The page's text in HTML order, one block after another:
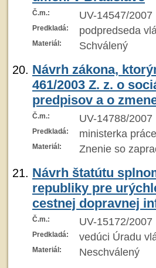
Č.m.: UV-14547/2007
Predkladá: podpredseda
Materiál: Schválený
Návrh zákona,
461/2003 Z. z. o
predpisov a o
Č.m.: UV-14788/2007
Predkladá: ministerka
Materiál: Znenie so
Návrh štatútu
republiky pre
cestnej dopravnej
Č.m.: UV-15172/2007
Predkladá: vedúci Úradu
Materiál: Neschválený